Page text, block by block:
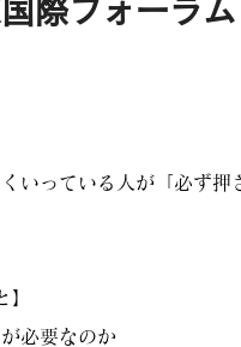
際フォーラム
いっている人が「必ず
】
必要なのか